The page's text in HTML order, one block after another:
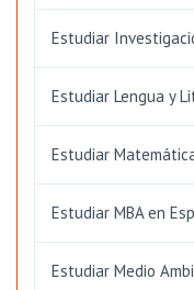
Estudiar
Estudiar Lengua y
Estudiar
Estudiar MBA en
Estudiar Medio